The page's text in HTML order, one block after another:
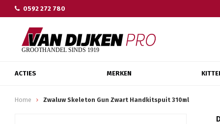
0592 272 780
ACTIES MERKEN
Home Zwaluw Skeleton Gun Zwart Handkitspuit 310ml